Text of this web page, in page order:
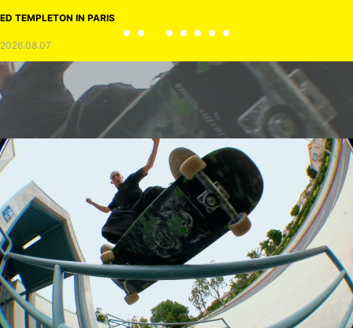
ED TEMPLETON IN PARIS
2026.08.07